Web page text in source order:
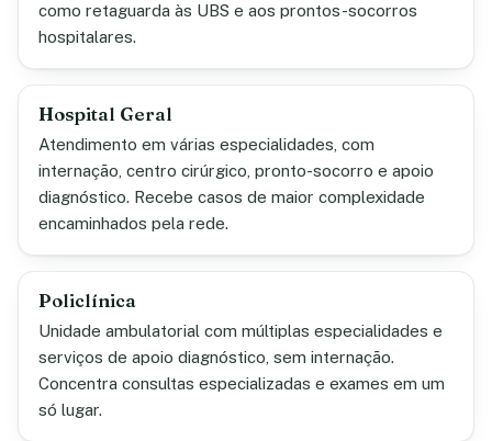
como retaguarda às UBS e aos prontos-socorros
hospitalares.
Hospital Geral
Atendimento em várias especialidades, com
internação, centro cirúrgico, pronto-socorro e apoio
diagnóstico. Recebe casos de maior complexidade
encaminhados pela rede.
Policlínica
Unidade ambulatorial com múltiplas especialidades e
serviços de apoio diagnóstico, sem internação.
Concentra consultas especializadas e exames em um
só lugar.